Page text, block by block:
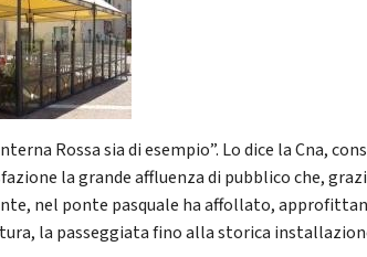
Rossa sia di esempio”. Lo dice la Cna,
la grande affluenza di pubblico che,
nel ponte pasquale ha affollato,
la passeggiata fino alla storica